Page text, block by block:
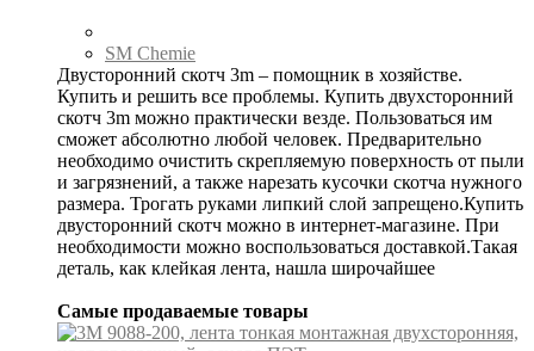
SM Chemie
Двусторонний скотч 3m – помощник в хозяйстве.
Купить и решить все проблемы. Купить двухсторонний
скотч 3m можно практически везде. Пользоваться им
сможет абсолютно любой человек. Предварительно
необходимо очистить скрепляемую поверхность от пыли
и загрязнений, а также нарезать кусочки скотча нужного
размера. Трогать руками липкий слой запрещено.Купить
двусторонний скотч можно в интернет-магазине. При
необходимости можно воспользоваться доставкой.Такая
деталь, как клейкая лента, нашла широчайшее
Самые продаваемые товары